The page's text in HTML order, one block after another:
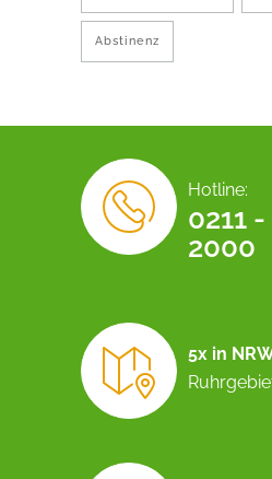
Abstinenz
Hotline:
0211
2000
5x in